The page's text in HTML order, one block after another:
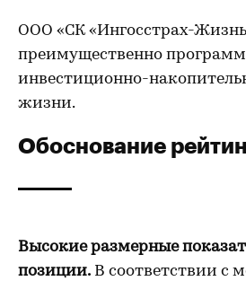
ООО «СК «Ингосстрах-
преимущественно
инвестиционно-
жизни.
Обоснование
Высокие размерные
позиции. В соответствии с